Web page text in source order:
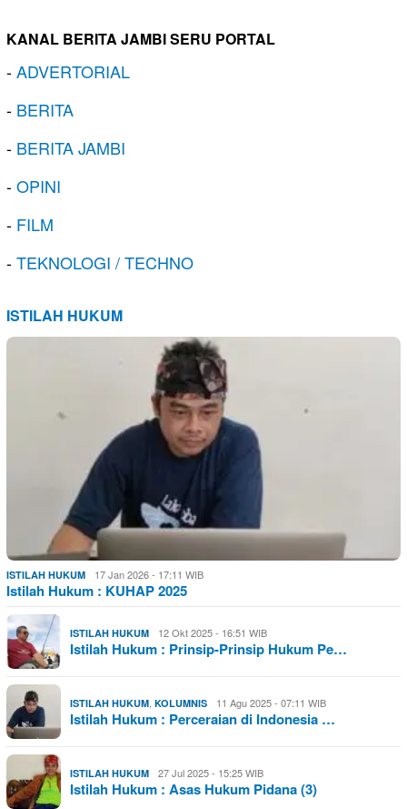
KANAL BERITA JAMBI SERU PORTAL
-ADVERTORIAL
- BERITA
- BERITA JAMBI
-OPINI
- FILM
-TEKNOLOGI / TECHNO
ISTILAH HUKUM
ISTILAH HUKUM 17 Jan 2026 - 17:11 WIB
Istilah Hukum : KUHAP 2025
ISTILAH HUKUM 12 Okt 2025 - 16:51 WIB
Istilah Hukum : Prinsip-Prinsip Hukum Pe…
ISTILAH HUKUM KOLUMNIS 11 Agu 2025 - 07:11 WIB
Istilah Hukum : Perceraian di Indonesia …
ISTILAH HUKUM 27 Jul 2025 - 15:25 WIB
Istilah Hukum : Asas Hukum Pidana (3)